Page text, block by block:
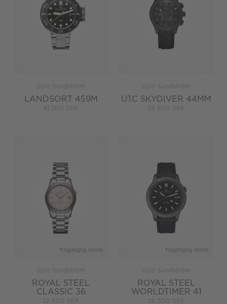
Sjöö Sandström
LANDSORT 459M
41 200 SEK
Sjöö Sandström
UTC SKYDIVER 44MM
29 800 SEK
Tillgänglig online
Sjöö Sandström
ROYAL STEEL
CLASSIC 36
22 600 SEK
Tillgänglig online
Sjöö Sandström
ROYAL STEEL
WORLDTIMER 41
26 500 SEK